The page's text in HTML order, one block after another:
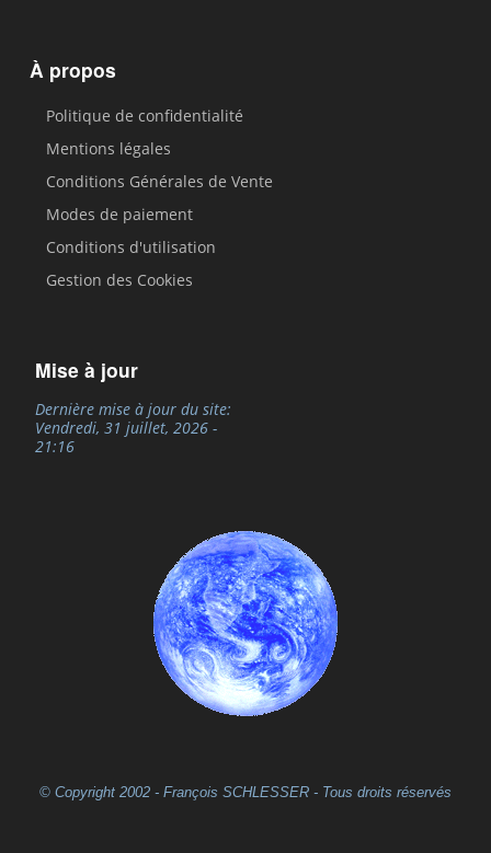
À propos
Politique de confidentialité
Mentions légales
Conditions Générales de Vente
Modes de paiement
Conditions d'utilisation
Gestion des Cookies
Mise à jour
Dernière mise à jour du site:
Vendredi, 31 juillet, 2026 -
21:16
© Copyright 2002 - François SCHLESSER - Tous droits réservés